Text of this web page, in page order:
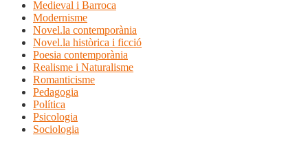
Medieval i Barroca
Modernisme
Novel.la contemporània
Novel.la històrica i ficció
Poesia contemporània
Realisme i Naturalisme
Romanticisme
Pedagogia
Política
Psicologia
Sociologia